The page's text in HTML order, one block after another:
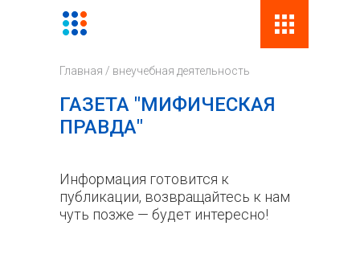
Главная / внеучебная деятельность
ГАЗЕТА "МИФИЧЕСКАЯ
ПРАВДА"
Информация готовится к
публикации, возвращайтесь к нам
чуть позже — будет интересно!